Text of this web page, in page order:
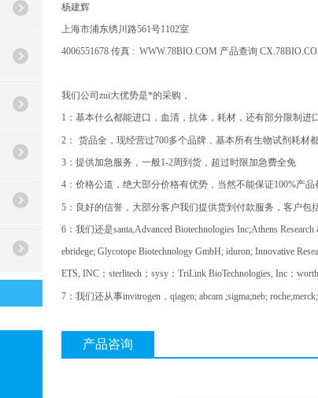
杨建辉
上海市浦东绣川路561号1102室
4006551678 传真 : WWW.78BIO.COM 产品查询
我们公司zui大优势是*的采购，
1 ：基本什么都能进口，血清，抗体，耗材，还有部分限制进
2 ： 货品全，现经营过700多个品牌，基本所有生物试剂耗材
3 ：提供加急服务，一般1-2周到货，超过时限加急费全免
4 ：价格公道，绝大部分价格有优势，当然不能保证100%产品
5 ：良好的信誉，大部分客户我们提供货到付款服务，客户包
6 ：我们还是santa,Advanced Biotechnologies Inc;Athens
ebridege; Glycotope Biotechnology GmbH; iduron; Innovative
ETS, INC ； sterlitech ； sysy ； TriLink BioTechnologies, Inc ；
7 ：我们还从事invitrogen ， qiagen; abcam ;sigma;neb;
产品咨询